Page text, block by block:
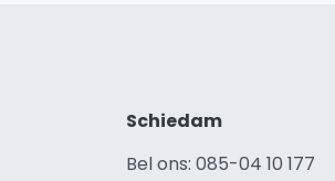
Schiedam
Bel ons: 085-04 10 177